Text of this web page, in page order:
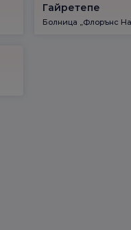
Гайретепе
Болница „Флорънс